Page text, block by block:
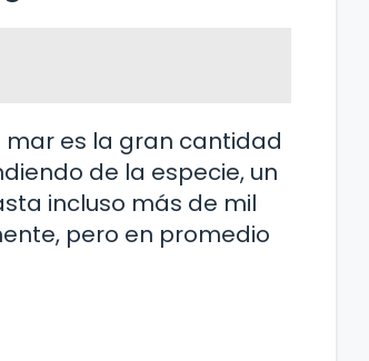
es la gran cantidad
de la especie, un
incluso más de mil
pero en promedio